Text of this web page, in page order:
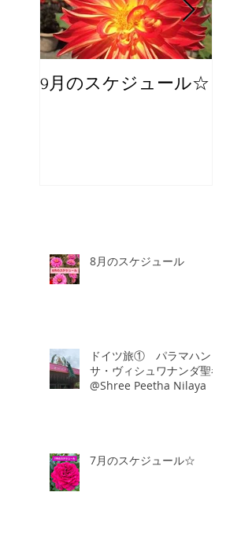
9月のスケジュール☆
8月のスケジュール
ドイツ旅① パラマハン
サ・ヴィシュワナンダ聖者
@Shree Peetha Nilaya
7月のスケジュール☆